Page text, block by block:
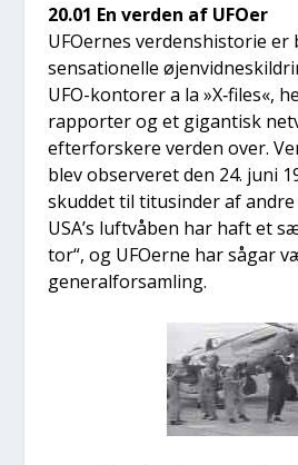
20.01 En ver­den af UFO­er
UFO­er­nes ver­dens­hi­sto­rie
sen­sa­tio­nel­le
UFO-kon­to­rer a la »X‑files«,
rap­por­ter og et gigan­tisk
efter­for­ske­re ver­den over.
blev obser­ve­ret den 24. juni
skud­det til titu­sin­der af andre
USA’s luft­vå­ben har haft et
tor“, og UFO­er­ne har sågar
gene­ral­for­sam­ling.